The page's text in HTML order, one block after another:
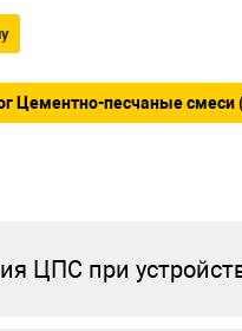
Цементно-песчаные
ЦПС при